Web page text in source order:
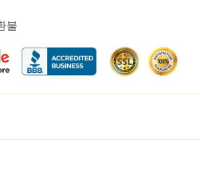
불